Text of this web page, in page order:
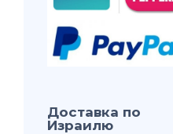
Доставка по
Израилю